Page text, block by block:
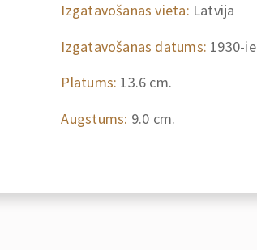
Izgatavošanas vieta: Latvija
Izgatavošanas datums: 1930-ie
Platums: 13.6 cm.
Augstums: 9.0 cm.